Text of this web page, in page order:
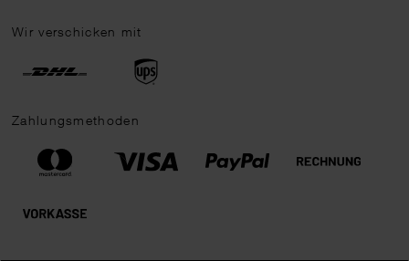
Wir verschicken mit
Zahlungsmethoden